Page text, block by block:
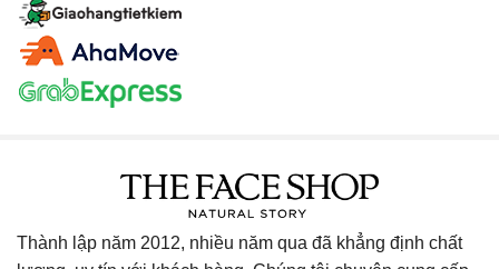
Thành lập năm 2012, nhiều năm qua đã khẳng định chất